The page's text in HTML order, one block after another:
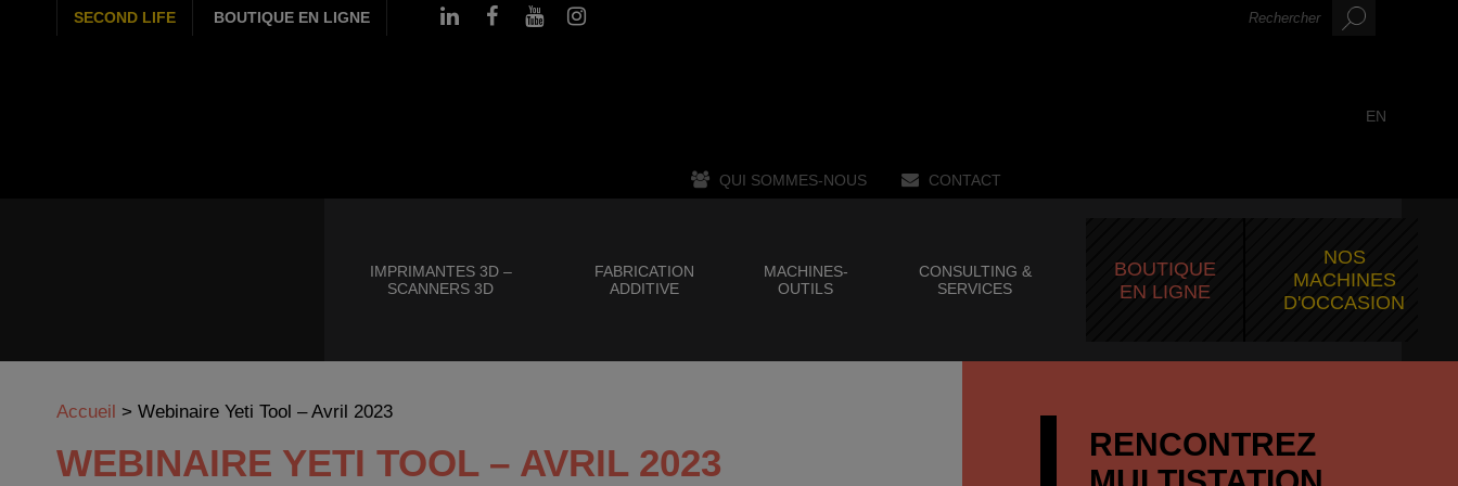
SECOND LIFE BOUTIQUE EN LIGNE
QUI SOMMES-NOUS CONTACT
EN
IMPRIMANTES 3D –
SCANNERS 3D
FABRICATION
ADDITIVE
MACHINES-
OUTILS
CONSULTING &
SERVICES
BOUTIQUE
EN LIGNE
NOS
MACHINES
D'OCCASION
Accueil > Webinaire Yeti Tool – Avril 2023
WEBINAIRE YETI TOOL – AVRIL 2023
RENCONTREZ